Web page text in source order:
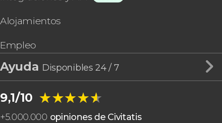
Alojamientos
Empleo
Ayuda Disponibles 24 / 7
9,1/10 ★★★★★
★★★★★
+5.000.000 opiniones de Civitatis